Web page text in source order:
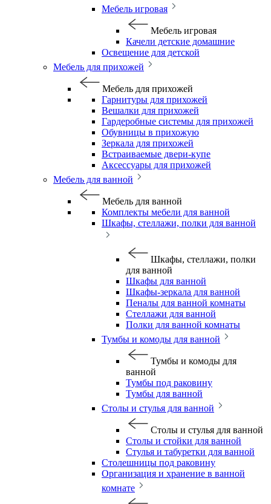
Мебель игровая
Мебель игровая
Качели детские домашние
Освещение для детской
Мебель для прихожей
Мебель для прихожей
Гарнитуры для прихожей
Вешалки для прихожей
Гардеробные системы для прихожей
Обувницы в прихожую
Зеркала для прихожей
Встраиваемые двери-купе
Аксессуары для прихожей
Мебель для ванной
Мебель для ванной
Комплекты мебели для ванной
Шкафы, стеллажи, полки для ванной
Шкафы, стеллажи, полки
для ванной
Шкафы для ванной
Шкафы-зеркала для ванной
Пеналы для ванной комнаты
Стеллажи для ванной
Полки для ванной комнаты
Тумбы и комоды для ванной
Тумбы и комоды для
ванной
Тумбы под раковину
Тумбы для ванной
Столы и стулья для ванной
Столы и стулья для ванной
Столы и стойки для ванной
Стулья и табуретки для ванной
Столешницы под раковину
Организация и хранение в ванной
комнате